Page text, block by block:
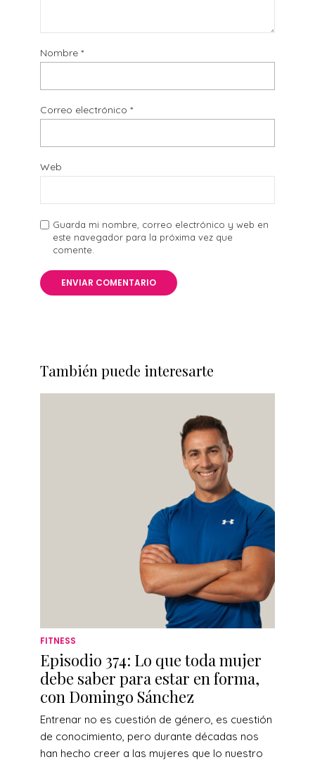
Nombre *
Correo electrónico *
Web
Guarda mi nombre, correo electrónico y web en
este navegador para la próxima vez que
comente.
También puede interesarte
FITNESS
Episodio 374: Lo que toda mujer
debe saber para estar en forma,
con Domingo Sánchez
Entrenar no es cuestión de género, es cuestión
de conocimiento, pero durante décadas nos
han hecho creer a las mujeres que lo nuestro